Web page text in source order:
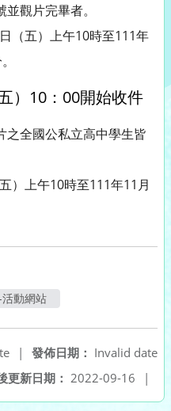
觀片完畢者。
（五）上午10時至111年
）10：00開始收件
之全國公私立高中學生皆
）上午10時至111年11月
動網站
發佈日期： Invalid date
|
更新日期： 2022-09-16 |